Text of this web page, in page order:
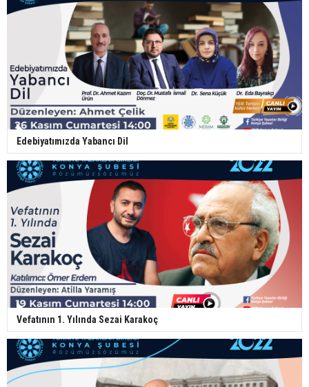
Edebiyatımızda Yabancı Dil
Vefatının 1. Yılında Sezai Karakoç